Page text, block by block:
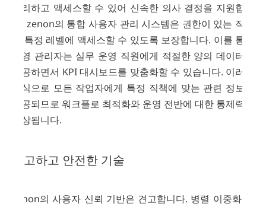
처리하고 액세스할 수 있어 신속한 의사 결정을 지원합니
다. zenon의 통합 사용자 관리 시스템은 권한이 있는 직원
만 특정 레벨에 액세스할 수 있도록 보장합니다. 이를 통해
운영 관리자는 실무 운영 직원에게 적절한 양의 데이터를
제공하면서 KPI 대시보드를 맞춤화할 수 있습니다. 이러한
방식으로 모든 작업자에게 특정 직책에 맞는 관련 정보가
제공되므로 워크플로 최적화와 운영 전반에 대한 통제력이
향상됩니다.
견고하고 안전한 기술
zenon의 사용자 신뢰 기반은 견고합니다. 병렬 이중화 프